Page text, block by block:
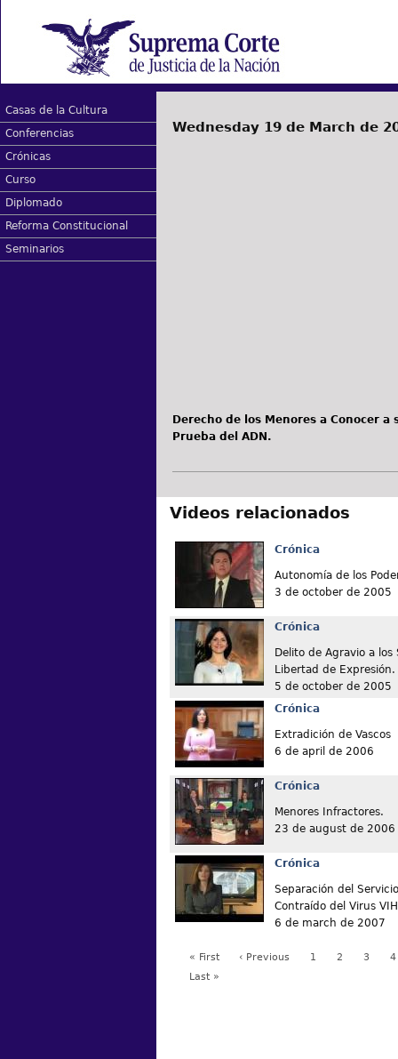
Casas de la Cultura
Conferencias
Crónicas
Curso
Diplomado
Reforma Constitucional
Seminarios
Wednesday 19 de March de
Derecho de los Menores a Conocer
Prueba del ADN.
Videos relacionados
Crónica
Autonomía de los
3 de october de 2005
Crónica
Delito de Agravio a los
Libertad de Expresión.
5 de october de 2005
Crónica
Extradición de Vascos
6 de april de 2006
Crónica
Menores Infractores.
23 de august de 2006
Crónica
Separación del
Contraído del Virus
6 de march de 2007
« First ‹ Previous 1 2 3
4
Last »